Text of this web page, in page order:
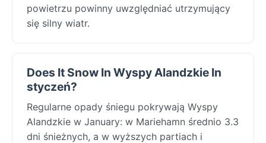
powietrzu powinny uwzględniać utrzymujący
się silny wiatr.
Does It Snow In Wyspy Alandzkie In
styczeń?
Regularne opady śniegu pokrywają Wyspy
Alandzkie w January: w Mariehamn średnio 3.3
dni śnieżnych, a w wyższych partiach i